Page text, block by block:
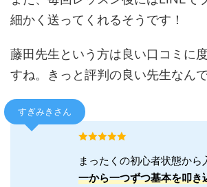
細かく送ってくれるそうです！
藤田先生という方は良い口コミに
すね。きっと評判の良い先生なん
すぎみきさん
まったくの初心者状態から
一から一つずつ基本を叩き